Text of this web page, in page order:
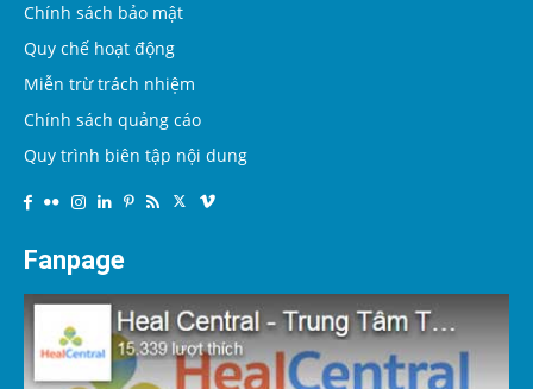
Chính sách bảo mật
Quy chế hoạt động
Miễn trừ trách nhiệm
Chính sách quảng cáo
Quy trình biên tập nội dung
Fanpage